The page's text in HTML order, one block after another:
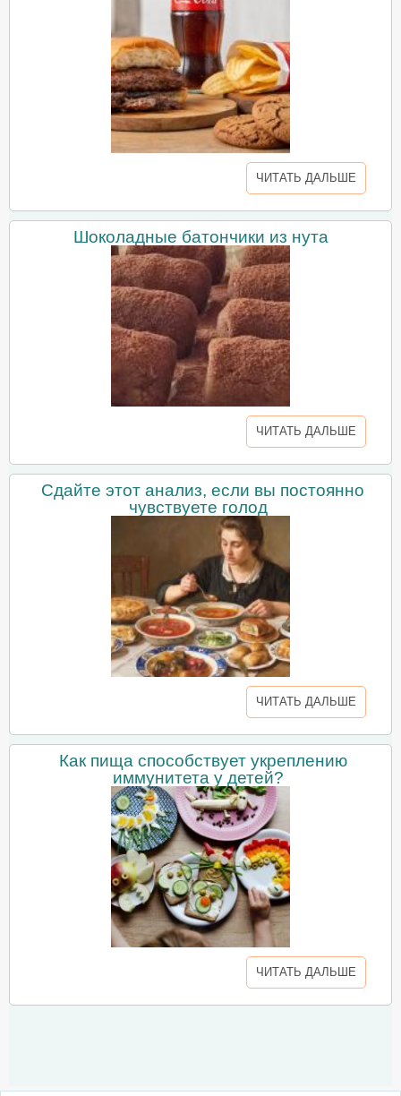
ЧИТАТЬ ДАЛЬШЕ
Шоколадные батончики из нута
ЧИТАТЬ ДАЛЬШЕ
Сдайте этот анализ, если вы постоянно
чувствуете голод
ЧИТАТЬ ДАЛЬШЕ
Как пища способствует укреплению
иммунитета у детей?
ЧИТАТЬ ДАЛЬШЕ